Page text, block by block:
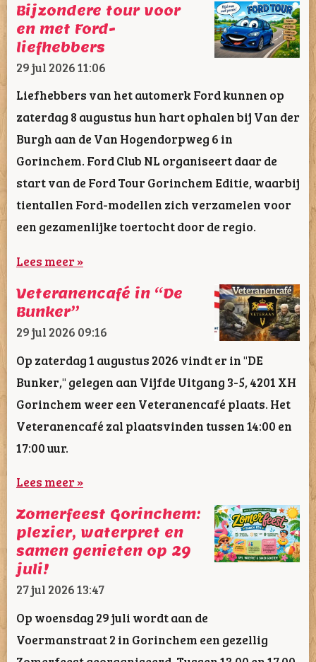
Bijzondere tour voor
en met Ford-
liefhebbers
29 jul 202611:06
Liefhebbers van het automerk Ford kunnen op
zaterdag 8 augustus hun hart ophalen bij Van der
Burgh aan de Van Hogendorpweg 6 in
Gorinchem. Ford Club NL organiseert daar de
start van de Ford Tour Gorinchem Editie, waarbij
tientallen Ford-modellen zich verzamelen voor
een gezamenlijke toertocht door de regio.
Lees meer »
Veteranencafé in “De
Bunker”
29 jul 2026 09:16
Op zaterdag 1 augustus 2026 vindt er in "DE
Bunker," gelegen aan Vijfde Uitgang 3-5, 4201 XH
Gorinchem weer een Veteranencafé plaats. Het
Veteranencafé zal plaatsvinden tussen 14:00 en
17:00 uur.
Lees meer »
Zomerfeest Gorinchem:
plezier, waterpret en
samen genieten op 29
juli!
27 jul 202613:47
Op woensdag 29 juli wordt aan de
Voermanstraat 2 in Gorinchem een gezellig